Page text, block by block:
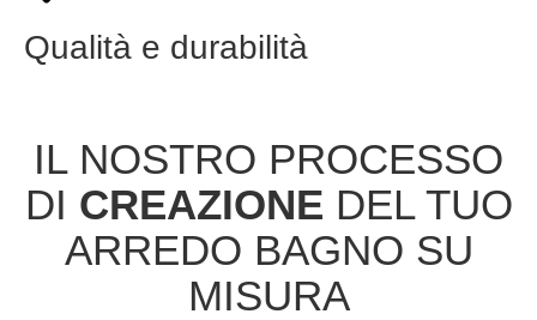
Qualità e durabilità
IL NOSTRO PROCESSO
DI CREAZIONE DEL TUO
ARREDO BAGNO SU
MISURA